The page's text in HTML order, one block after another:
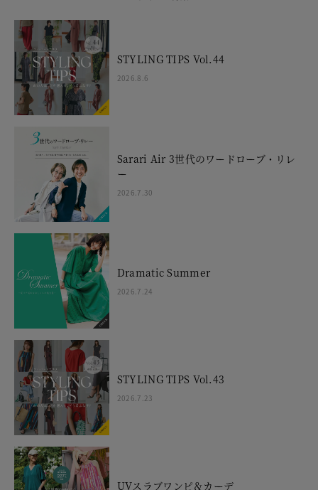
STYLING TIPS Vol.44
2026.8.6
Sarari Air 3世代のワードローブ・リレ
ー
2026.7.30
Dramatic Summer
2026.7.24
STYLING TIPS Vol.43
2026.7.23
UVスラブワンピ＆カーデ